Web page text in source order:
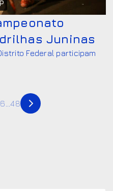
Juninas
Federal participam
6 ...48